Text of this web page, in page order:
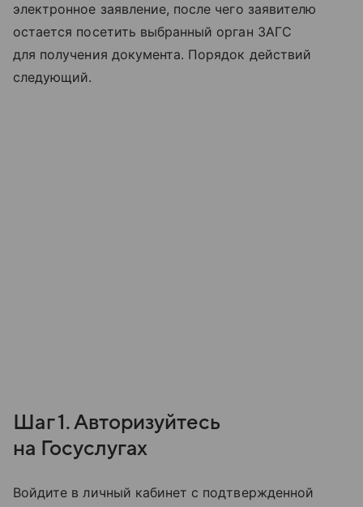
электронное заявление, после чего заявителю
остается посетить выбранный орган ЗАГС
для получения документа. Порядок действий
следующий.
Шаг 1. Авторизуйтесь
на Госуслугах
Войдите в личный кабинет с подтвержденной